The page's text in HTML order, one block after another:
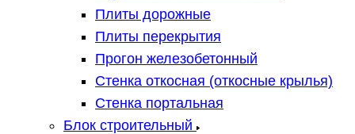
Плиты дорожные
Плиты перекрытия
Прогон железобетонный
Стенка откосная (откосные крылья)
Стенка портальная
Блок строительный